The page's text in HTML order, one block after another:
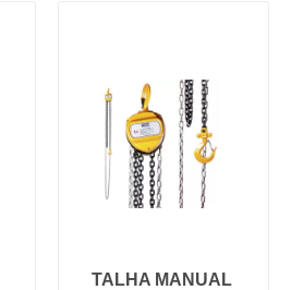
TALHA MANUAL